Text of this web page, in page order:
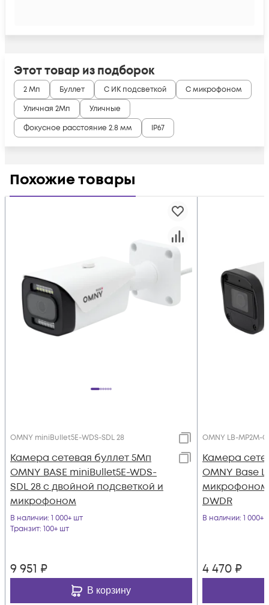
Этот товар из подборок
2 Мп Буллет С ИК подсветкой
С микрофоном
Уличная 2Мп
Уличные
Фокусное расстояние 2.8 мм
IP67
Похожие товары
OMNY miniBullet5E-WDS-SDL 28
Камера сетевая буллет 5Мп
OMNY BASE miniBullet5E-WDS-
SDL 28 с двойной подсветкой и
микрофоном
В наличии: 1 000+ шт
Транзит: 100+ шт
9 951 ₽
В корзину
OMNY LB-MP2M-
Камера
OMNY Base
DWDR
В наличии: 1 000+
4 470 ₽